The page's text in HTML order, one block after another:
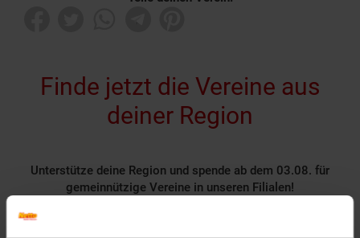
Finde jetzt die Vereine aus
deiner Region
Unterstütze deine Region und spende ab dem 03.08. für
gemeinnützige Vereine in unseren Filialen!
Rund 1400 gemeinnützige Vereine nehmen deutschlandweit